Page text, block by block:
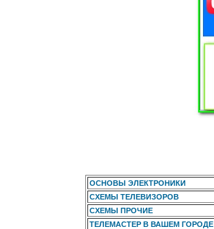
ОСНОВЫ ЭЛЕКТРОНИКИ
СХЕМЫ ТЕЛЕВИЗОРОВ
СХЕМЫ ПРОЧИЕ
ТЕЛЕМАСТЕР В ВАШЕМ ГОРОДЕ